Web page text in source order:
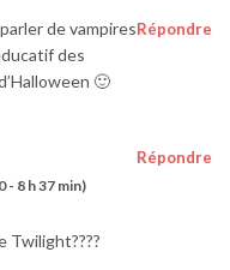
Répondre
de vampires
des
🙂
- 8 h 37 min)
Répondre
Twilight????